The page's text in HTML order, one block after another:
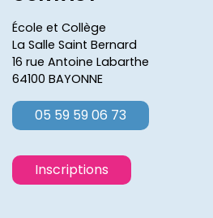
École et Collège
La Salle Saint Bernard
16 rue Antoine Labarthe
64100 BAYONNE
05 59 59 06 73
Inscriptions